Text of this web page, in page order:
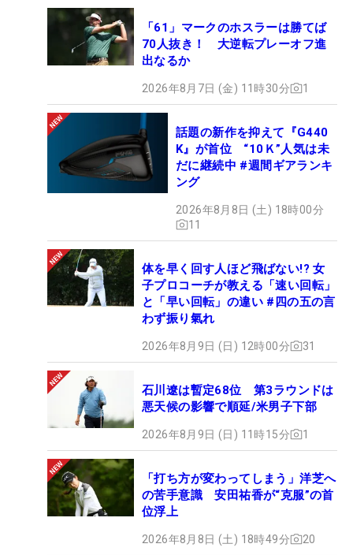
「61」マークのホスラーは勝てば
70人抜き！ 大逆転プレーオフ進
出なるか
2026年8月7日 (金) 11時30分 1
話題の新作を抑えて『G440
K』が首位 “10Ｋ”人気は未
だに継続中 #週間ギアランキ
ング
2026年8月8日 (土) 18時00分
11
体を早く回す人ほど飛ばない!? 女
子プロコーチが教える「速い回転」
と「早い回転」の違い #四の五の言
わず振り氣れ
2026年8月9日 (日) 12時00分 31
石川遼は暫定68位 第3ラウンドは
悪天候の影響で順延/米男子下部
2026年8月9日 (日) 11時15分 1
「打ち方が変わってしまう」洋芝へ
の苦手意識 安田祐香が“克服”の首
位浮上
2026年8月8日 (土) 18時49分 20